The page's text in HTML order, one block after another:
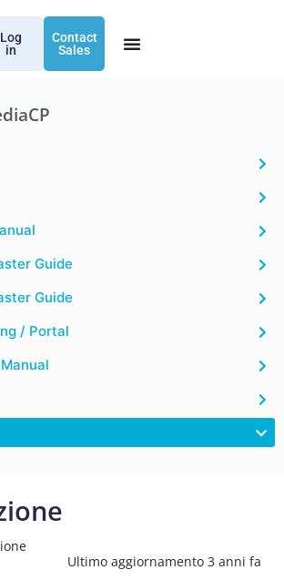
Log
in
Contact
Sales
Guide
Guide
/ Portal
Ultimo aggiornamento 3 anni fa